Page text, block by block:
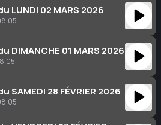
LUNDI 02 MARS 2026
DIMANCHE 01 MARS 2026
SAMEDI 28 FÉVRIER 2026